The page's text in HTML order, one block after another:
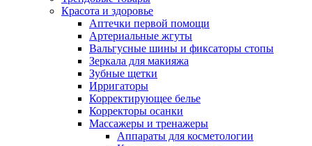
Красота и здоровье
Аптечки первой помощи
Артериальные жгуты
Вальгусные шины и фиксаторы стопы
Зеркала для макияжа
Зубные щетки
Ирригаторы
Корректирующее белье
Корректоры осанки
Массажеры и тренажеры
Аппараты для косметологии